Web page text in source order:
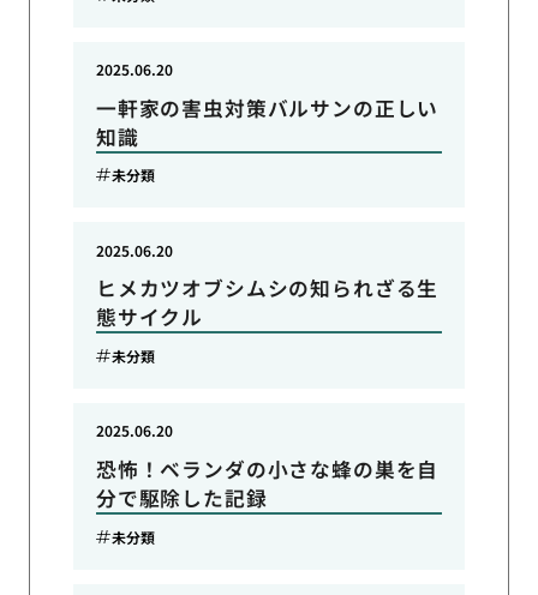
一軒家の害虫対策バルサンの正しい
知識
2025.06.20
未分類
ヒメカツオブシムシの知られざる生
態サイクル
2025.06.20
未分類
恐怖！ベランダの小さな蜂の巣を自
分で駆除した記録
2025.06.20
未分類